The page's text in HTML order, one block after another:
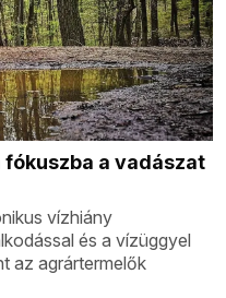
a vadászat
vízhiány
és a vízüggyel
az agrártermelők